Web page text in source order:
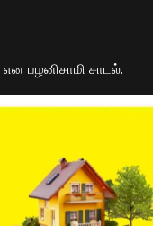
என பழனிசாமி சாடல்.